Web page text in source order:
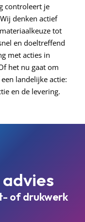
controleert je
denken actief
tot
en doeltreffend
met acties in
het nu gaat om
landelijke actie:
en de levering.
of drukwerk